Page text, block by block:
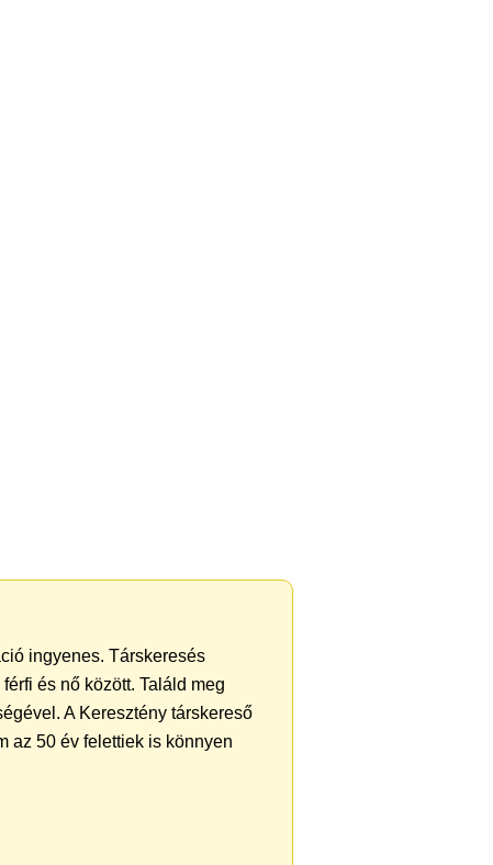
ingyenes. Társkeresés
és nő között. Találd meg
A Keresztény társkereső
az 50 év felettiek is könnyen